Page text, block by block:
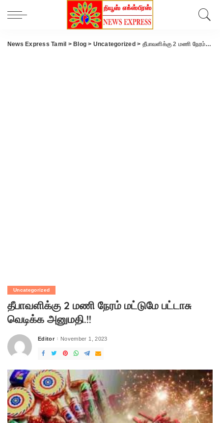
News Express Tamil > Blog > Uncategorized > தீபாவளிக்கு 2 மணி நேரம் மட்டுமே பட்டாசு வெடிக்க அனுமதி.!!
Uncategorized
தீபாவளிக்கு 2 மணி நேரம் மட்டுமே பட்டாசு
வெடிக்க அனுமதி.!!
Posted
Editor November 1, 2023